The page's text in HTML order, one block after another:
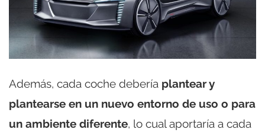
Además, cada coche debería plantear y
plantearse en un nuevo entorno de uso o para
un ambiente diferente, lo cual aportaría a cada